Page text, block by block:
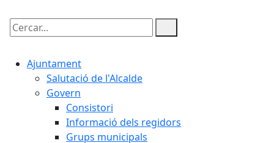
Cercar:
Ajuntament
Salutació de l'Alcalde
Govern
Consistori
Informació dels regidors
Grups municipals